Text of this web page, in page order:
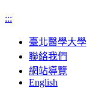
:::
臺北醫學大學
聯絡我們
網站導覽
English